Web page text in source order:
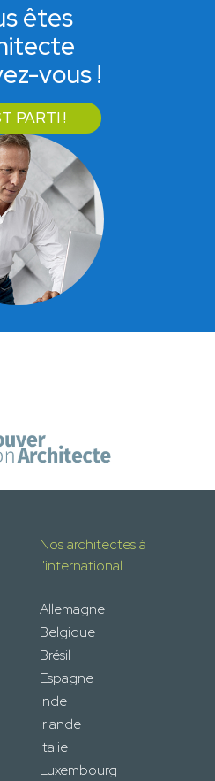
êtes
vous !
PARTI !
Nos architectes à
l'international
Allemagne
Belgique
Brésil
Espagne
Inde
Irlande
Italie
Luxembourg